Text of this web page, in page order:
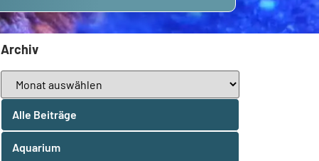
Archiv
Alle Beiträge
Aquarium